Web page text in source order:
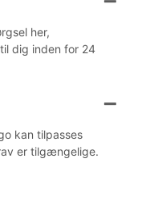
her,
dig inden for 24
kan tilpasses
er tilgængelige.